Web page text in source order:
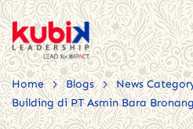
Home > Blogs > News
Building di PT Asmin Bara